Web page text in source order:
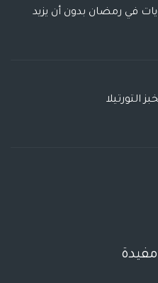
في رمضان بدون أن يزيد
التورتيلا